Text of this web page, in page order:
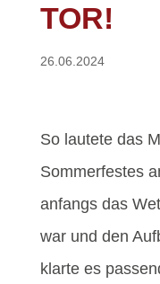
TOR!
26.06.2024
So lautete das
Sommerfestes
anfangs das
war und den
klarte es